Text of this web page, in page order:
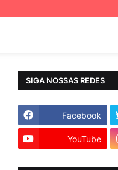
SIGA NOSSAS REDES
Facebook
YouTube